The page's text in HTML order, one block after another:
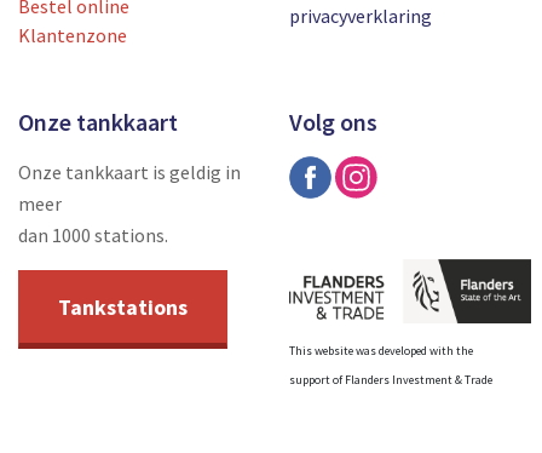
Bestel online
Klantenzone
privacyverklaring
Onze tankkaart
Onze tankkaart is geldig in
meer
dan 1000 stations.
Tankstations
Volg ons
This website was developed with the
support of Flanders Investment & Trade